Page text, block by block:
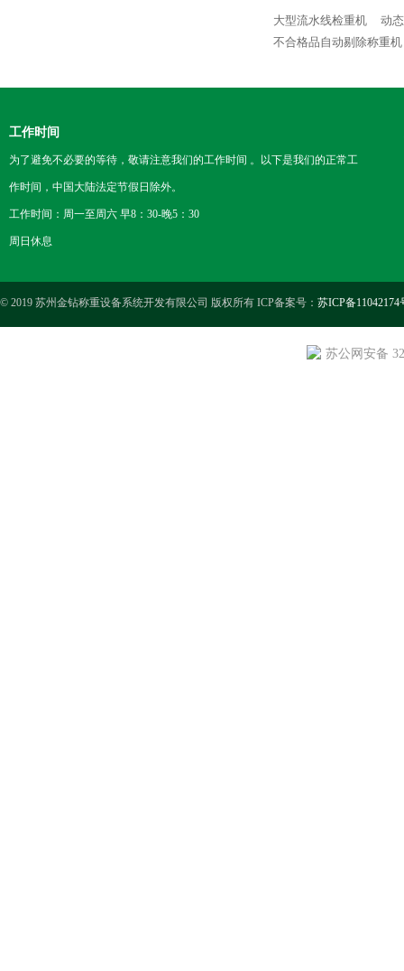
大型流水线检重机
动
不合格品自动剔除称重机
工作时间
为了避免不必要的等待，敬请注意我们的工作时间 。以下是我们的正常工
作时间，中国大陆法定节假日除外。
工作时间：周一至周六 早8：30-晚5：30
周日休息
© 2019 苏州金钻称重设备系统开发有限公司 版权所有 ICP备案号： 苏ICP备11042174
苏公网安备